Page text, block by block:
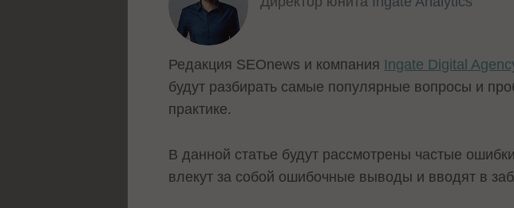
Редакция SEOnews и компания Ingate Digital
будут разбирать самые популярные вопросы и
практике.
В данной статье будут рассмотрены частые
влекут за собой ошибочные выводы и вводят в